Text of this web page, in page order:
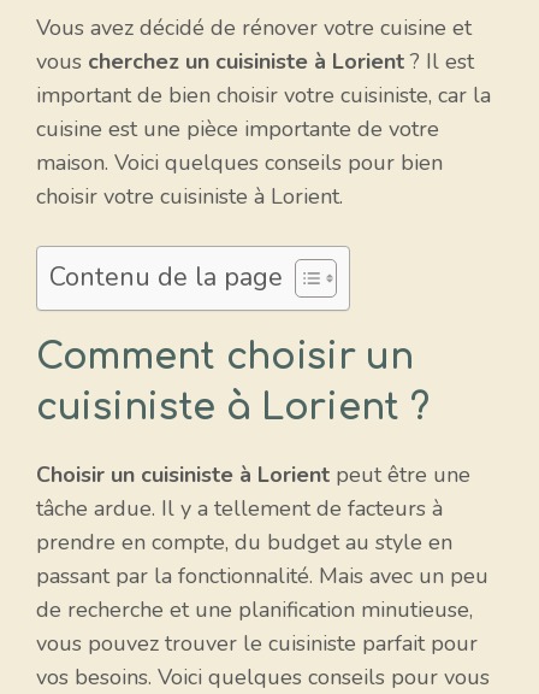
Vous avez décidé de rénover votre cuisine et
vous cherchez un cuisiniste à Lorient ? Il est
important de bien choisir votre cuisiniste, car la
cuisine est une pièce importante de votre
maison. Voici quelques conseils pour bien
choisir votre cuisiniste à Lorient.
Contenu de la page
Comment choisir un
cuisiniste à Lorient ?
Choisir un cuisiniste à Lorient peut être une
tâche ardue. Il y a tellement de facteurs à
prendre en compte, du budget au style en
passant par la fonctionnalité. Mais avec un peu
de recherche et une planification minutieuse,
vous pouvez trouver le cuisiniste parfait pour
vos besoins. Voici quelques conseils pour vous